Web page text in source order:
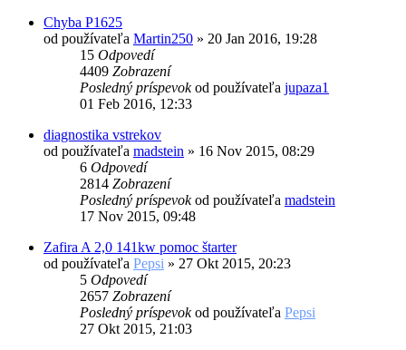
Chyba P1625
od používateľa Martin250 » 20 Jan 2016, 19:28
15 Odpovedí
4409 Zobrazení
Posledný príspevokod používateľa jupaza1
01 Feb 2016, 12:33
diagnostika vstrekov
od používateľa madstein » 16 Nov 2015, 08:29
6 Odpovedí
2814 Zobrazení
Posledný príspevokod používateľa madstein
17 Nov 2015, 09:48
Zafira A 2,0 141kw pomoc štarter
od používateľa Pepsi » 27 Okt 2015, 20:23
5 Odpovedí
2657 Zobrazení
Posledný príspevokod používateľa Pepsi
27 Okt 2015, 21:03